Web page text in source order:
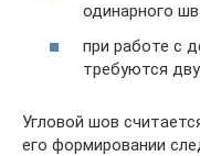
одинарного
при работе с
требуются
Угловой шов
его формировании